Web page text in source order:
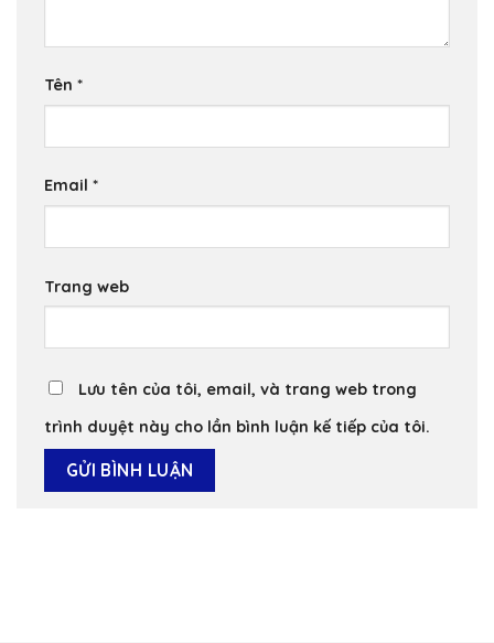
Tên *
Email *
Trang web
Lưu tên của tôi, email, và trang web trong
trình duyệt này cho lần bình luận kế tiếp của tôi.